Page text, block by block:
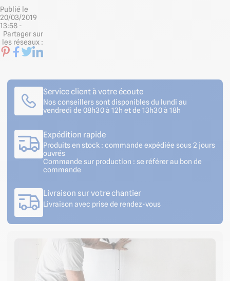
Publié le
20/03/2019
13:58 -
Partager sur
les réseaux :
Service client à votre écoute
Nos conseillers sont disponibles du lundi au
vendredi de 08h30 à 12h et de 13h30 à 18h
Expédition rapide
Produits en stock : commande expédiée sous 2 jours
ouvrés
Commande sur production : se référer au bon de
commande
Livraison sur votre chantier
Livraison avec prise de rendez-vous